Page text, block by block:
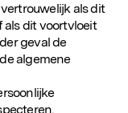
als dit
als dit voortvloeit
geval de
algemene